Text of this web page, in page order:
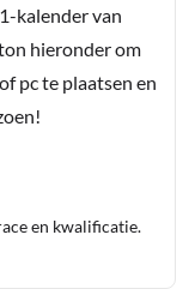
kalender van
hieronder om
pc te plaatsen en
en kwalificatie.